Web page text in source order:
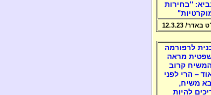
"בחירות
באדר/ 12.3.23
לרפורמה
מראה
קרוב
– הרי לפני
משיח,
להיות